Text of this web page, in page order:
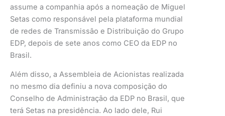
assume a companhia após a nomeação de Miguel
Setas como responsável pela plataforma mundial
de redes de Transmissão e Distribuição do Grupo
EDP, depois de sete anos como CEO da EDP no
Brasil.
Além disso, a Assembleia de Acionistas realizada
no mesmo dia definiu a nova composição do
Conselho de Administração da EDP no Brasil, que
terá Setas na presidência. Ao lado dele, Rui